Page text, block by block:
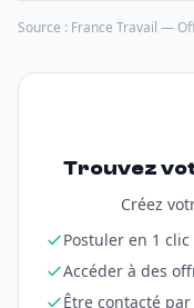
Source : France Travail —
Trouvez
Créez
Postuler en 1 clic
Accéder à des
Être contacté